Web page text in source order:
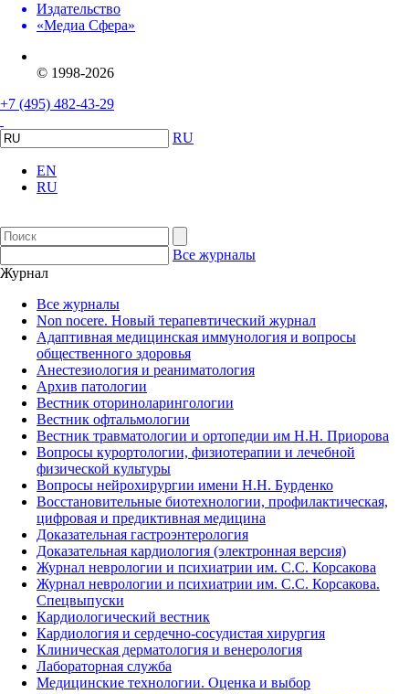
Издательство
«Медиа Сфера»
© 1998-2026
+7 (495) 482-43-29
RU
EN
RU
Все журналы
Журнал
Все журналы
Non nocere. Новый терапевтический журнал
Адаптивная медицинская иммунология и вопросы
общественного здоровья
Анестезиология и реаниматология
Архив патологии
Вестник оториноларингологии
Вестник офтальмологии
Вестник травматологии и ортопедии им Н.Н. Приорова
Вопросы курортологии, физиотерапии и лечебной
физической культуры
Вопросы нейрохирургии имени Н.Н. Бурденко
Восстановительные биотехнологии, профилактическая,
цифровая и предиктивная медицина
Доказательная гастроэнтерология
Доказательная кардиология (электронная версия)
Журнал неврологии и психиатрии им. С.С. Корсакова
Журнал неврологии и психиатрии им. С.С. Корсакова.
Спецвыпуски
Кардиологический вестник
Кардиология и сердечно-сосудистая хирургия
Клиническая дерматология и венерология
Лабораторная служба
Медицинские технологии. Оценка и выбор